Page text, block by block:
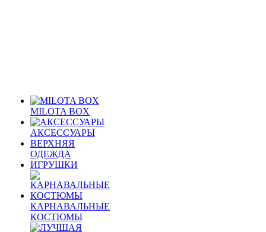
MILOTA BOX
АКСЕССУАРЫ
ВЕРХНЯЯ
ОДЕЖДА
ИГРУШКИ
КАРНАВАЛЬНЫЕ
КОСТЮМЫ